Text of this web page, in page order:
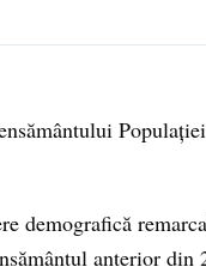
demografică
anterior din